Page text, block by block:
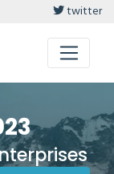
twitter